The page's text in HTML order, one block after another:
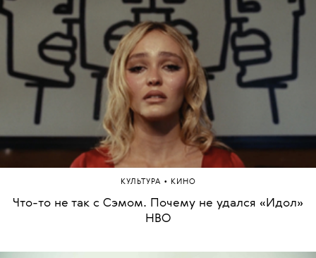
КУЛЬТУРА • КИНО
Что-то не так с Сэмом. Почему не удался «Идол»
HBO